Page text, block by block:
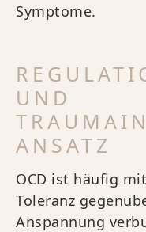
Symptome.
UND
ANSATZ
OCD ist häufig
Toleranz
Anspannung